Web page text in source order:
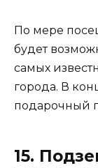
По мере
будет
самых
города. В
подарочный
15.